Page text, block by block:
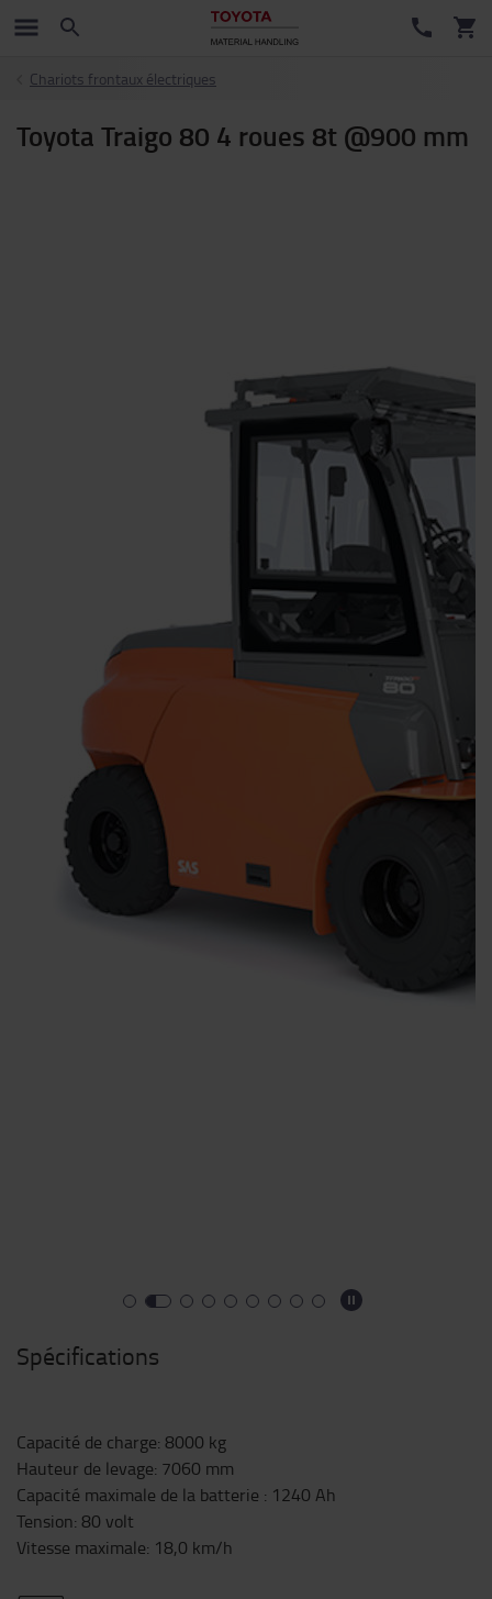
Chariots frontaux électriques
Toyota Traigo 80 4 roues 8t @900 mm
Spécifications
Capacité de charge: 8000 kg
Hauteur de levage: 7060 mm
Capacité maximale de la batterie : 1240 Ah
Tension: 80 volt
Vitesse maximale: 18,0 km/h